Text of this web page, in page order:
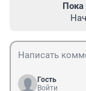
Пока
Гость
Войти